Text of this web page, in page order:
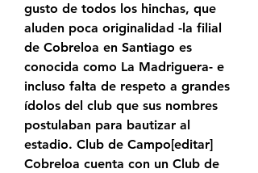
gusto de todos los hinchas, que
aluden poca originalidad -la filial
de Cobreloa en Santiago es
conocida como La Madriguera- e
incluso falta de respeto a grandes
ídolos del club que sus nombres
postulaban para bautizar al
estadio. Club de Campo[editar]
Cobreloa cuenta con un Club de